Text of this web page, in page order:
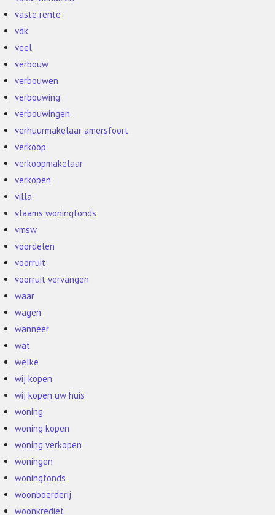
vaste rente
vdk
veel
verbouw
verbouwen
verbouwing
verbouwingen
verhuurmakelaar amersfoort
verkoop
verkoopmakelaar
verkopen
villa
vlaams woningfonds
vmsw
voordelen
voorruit
voorruit vervangen
waar
wagen
wanneer
wat
welke
wij kopen
wij kopen uw huis
woning
woning kopen
woning verkopen
woningen
woningfonds
woonboerderij
woonkrediet